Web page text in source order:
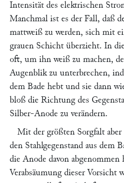
Intensität des elektrischen
Manchmal ist es der Fall, daß
mattweiß zu werden, sich mit
grauen Schicht überzieht. In
oft, um ihn weiß zu machen,
Augenblik zu unterbrechen,
dem Bade hebt und sie dann
bloß die Richtung des
Silber-Anode zu verändern.
Mit der größten Sorgfalt
den Stahlgegenstand aus dem
die Anode davon abgenommen
Verabsäumung dieser Vorsicht